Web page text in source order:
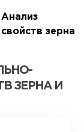
Анализ
зерна
ЗЕРНА И